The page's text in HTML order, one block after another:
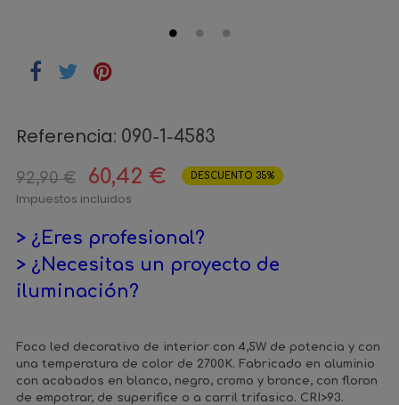
Referencia: 090-1-4583
92,90 € 60,42 € DESCUENTO 35%
Impuestos incluidos
> ¿Eres profesional?
> ¿Necesitas un proyecto de
iluminación?
Foco led decorativo de interior con 4,5W de potencia y con
una temperatura de color de 2700K. Fabricado en aluminio
con acabados en blanco, negro, cromo y bronce, con floron
de empotrar, de superifice o a carril trifasico. CRI>93.